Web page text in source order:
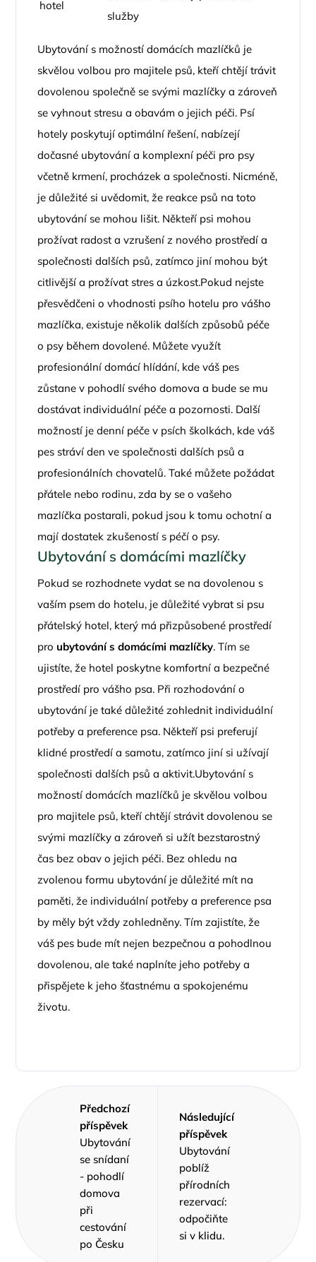
hotel
služby
Ubytování s možností domácích mazlíčků je
skvělou volbou pro majitele psů, kteří chtějí trávit
dovolenou společně se svými mazlíčky a zároveň
se vyhnout stresu a obavám o jejich péči. Psí
hotely poskytují optimální řešení, nabízejí
dočasné ubytování a komplexní péči pro psy
včetně krmení, procházek a společnosti. Nicméně,
je důležité si uvědomit, že reakce psů na toto
ubytování se mohou lišit. Někteří psi mohou
prožívat radost a vzrušení z nového prostředí a
společnosti dalších psů, zatímco jiní mohou být
citlivější a prožívat stres a úzkost.Pokud nejste
přesvědčeni o vhodnosti psího hotelu pro vášho
mazlíčka, existuje několik dalších způsobů péče
o psy během dovolené. Můžete využít
profesionální domácí hlídání, kde váš pes
zůstane v pohodlí svého domova a bude se mu
dostávat individuální péče a pozornosti. Další
možností je denní péče v psích školkách, kde váš
pes stráví den ve společnosti dalších psů a
profesionálních chovatelů. Také můžete požádat
přátele nebo rodinu, zda by se o vašeho
mazlíčka postarali, pokud jsou k tomu ochotní a
mají dostatek zkušeností s péčí o psy.
Ubytování s domácími mazlíčky
Pokud se rozhodnete vydat se na dovolenou s
vaším psem do hotelu, je důležité vybrat si psu
přátelský hotel, který má přizpůsobené prostředí
pro ubytování s domácími mazlíčky. Tím se
ujistíte, že hotel poskytne komfortní a bezpečné
prostředí pro vášho psa. Při rozhodování o
ubytování je také důležité zohlednit individuální
potřeby a preference psa. Někteří psi preferují
klidné prostředí a samotu, zatímco jiní si užívají
společnosti dalších psů a aktivit.Ubytování s
možností domácích mazlíčků je skvělou volbou
pro majitele psů, kteří chtějí strávit dovolenou se
svými mazlíčky a zároveň si užít bezstarostný
čas bez obav o jejich péči. Bez ohledu na
zvolenou formu ubytování je důležité mít na
paměti, že individuální potřeby a preference psa
by měly být vždy zohledněny. Tím zajistíte, že
váš pes bude mít nejen bezpečnou a pohodlnou
dovolenou, ale také naplníte jeho potřeby a
přispějete k jeho šťastnému a spokojenému
životu.
Předchozí
příspěvek
Ubytování
se snídaní
- pohodlí
domova
při
cestování
po Česku
Následující
příspěvek
Ubytování
poblíž
přírodních
rezervací:
odpočiňte
si v klidu.